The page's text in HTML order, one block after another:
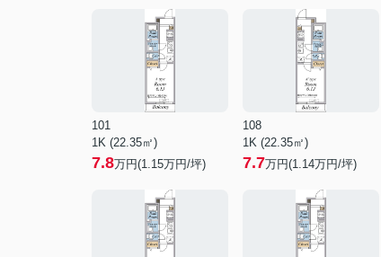
101
1K (22.35㎡)
7.8万円(1.15万円/坪)
108
1K (22.35㎡)
7.7万円(1.14万円/坪)